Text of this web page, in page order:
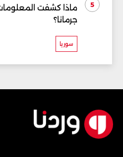
5
ماذا كشفت
جرمانا؟
سوريا